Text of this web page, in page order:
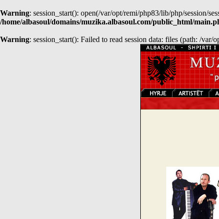
Warning: session_start(): open(/var/opt/remi/php83/lib/php/session/
/home/albasoul/domains/muzika.albasoul.com/public_html/
Warning: session_start(): Failed to read session data: files (path: /